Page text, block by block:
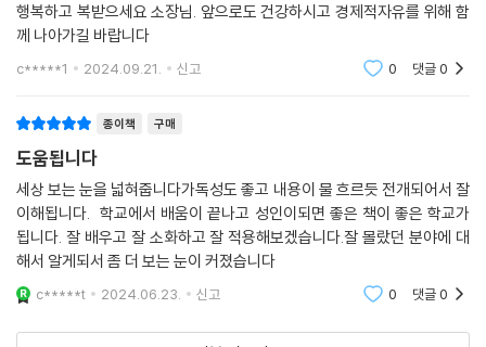
행복하고 복받으세요 소장님. 앞으로도 건강하시고 경제적자유를 위해 함
께 나아가길 바랍니다
c*****1 2024.09.21. 신고 0 댓글0
종이책 구매
도움됩니다
세상 보는 눈을 넓혀줍니다가독성도 좋고 내용이 물 흐르듯 전개되어서 잘
이해됩니다. 학교에서 배움이 끝나고 성인이되면 좋은 책이 좋은 학교가
됩니다. 잘 배우고 잘 소화하고 잘 적용해보겠습니다.잘 몰랐던 분야에 대
해서 알게되서 좀 더 보는 눈이 커졌습니다
c*****t 2024.06.23. 신고 0 댓글0